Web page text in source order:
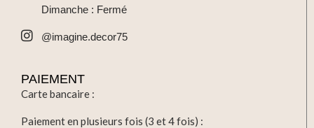
Dimanche : Fermé
@imagine.decor75
PAIEMENT
Carte bancaire :
Paiement en plusieurs fois (3 et 4 fois) :